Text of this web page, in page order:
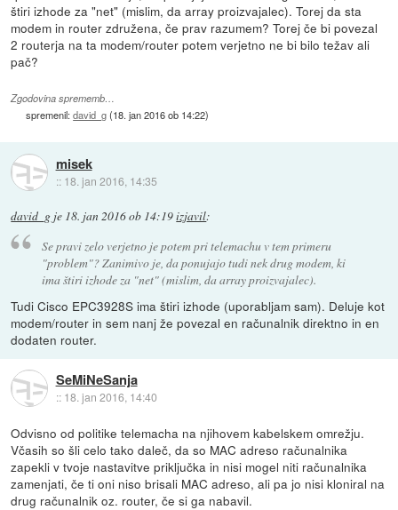
štiri izhode za "net" (mislim, da array proizvajalec). Torej da sta
modem in router združena, če prav razumem? Torej če bi povezal
2 routerja na ta modem/router potem verjetno ne bi bilo težav ali
pač?
Zgodovina sprememb…
spremenil:david_g(18. jan 2016 ob 14:22)
misek
:: 18. jan 2016, 14:35
david_g je 18. jan 2016 ob 14:19izjavil:
Se pravi zelo verjetno je potem pri telemachu v tem primeru
"problem"? Zanimivo je, da ponujajo tudi nek drug modem, ki
ima štiri izhode za "net" (mislim, da array proizvajalec).
Tudi Cisco EPC3928S ima štiri izhode (uporabljam sam). Deluje kot
modem/router in sem nanj že povezal en računalnik direktno in en
dodaten router.
SeMiNeSanja
:: 18. jan 2016, 14:40
Odvisno od politike telemacha na njihovem kabelskem omrežju.
Včasih so šli celo tako daleč, da so MAC adreso računalnika
zapekli v tvoje nastavitve priključka in nisi mogel niti računalnika
zamenjati, če ti oni niso brisali MAC adreso, ali pa jo nisi kloniral na
drug računalnik oz. router, če si ga nabavil.